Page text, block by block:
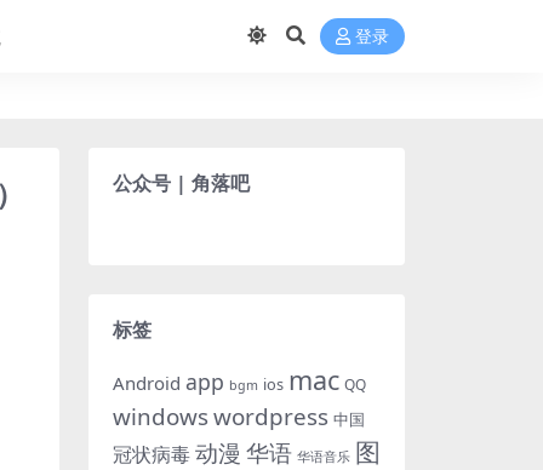
登录
公众号 | 角落吧
标签
Android app bgm ios mac QQ
windowswordpress 中国
冠状病毒动漫 华语 华语音乐 图